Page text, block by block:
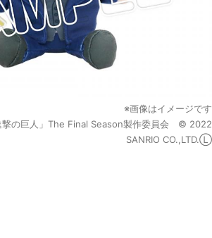
※画像はイメージです
撃の巨人」The Final Season製作委員会 © 2022
SANRIO CO.,LTD.Ⓛ